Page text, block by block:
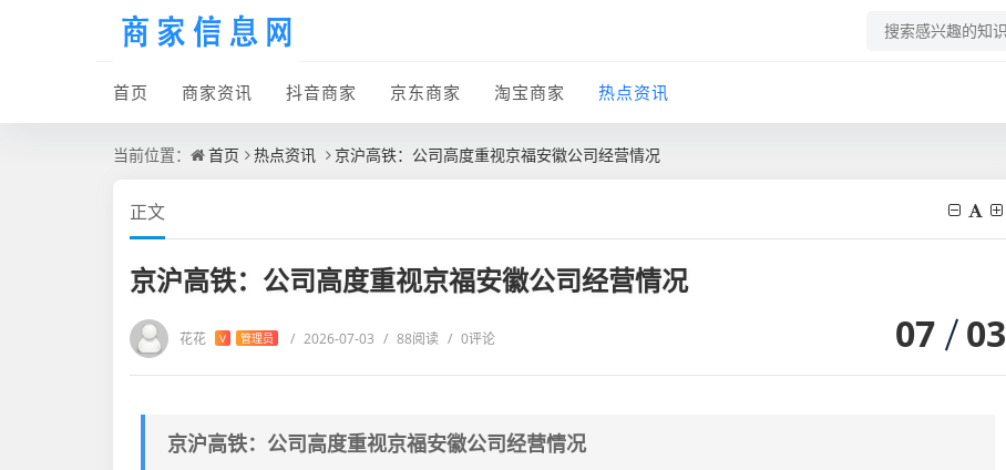
首页 商家资讯 抖音商家 京东商家 淘宝商家 热点资讯
当前位置： 首页 热点资讯 京沪高铁：公司高度重视京福安徽公司经营情况
正文
京沪高铁：公司高度重视京福安徽公司经营情况
花花 V 管理员 / 2026-07-03 / 88阅读 / 0评论 07 03
京沪高铁：公司高度重视京福安徽公司经营情况